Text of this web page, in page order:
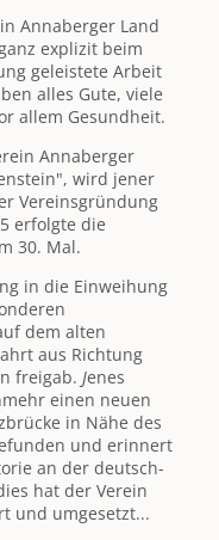
Annaberger Land
explizit beim
geleistete Arbeit
alles Gute, viele
allem Gesundheit.
Annaberger
wird jener
Vereinsgründung
erfolgte die
30. Mal.
in die Einweihung
dem alten
aus Richtung
freigab. Jenes
einen neuen
in Nähe des
und erinnert
an der deutsch-
hat der Verein
und umgesetzt...